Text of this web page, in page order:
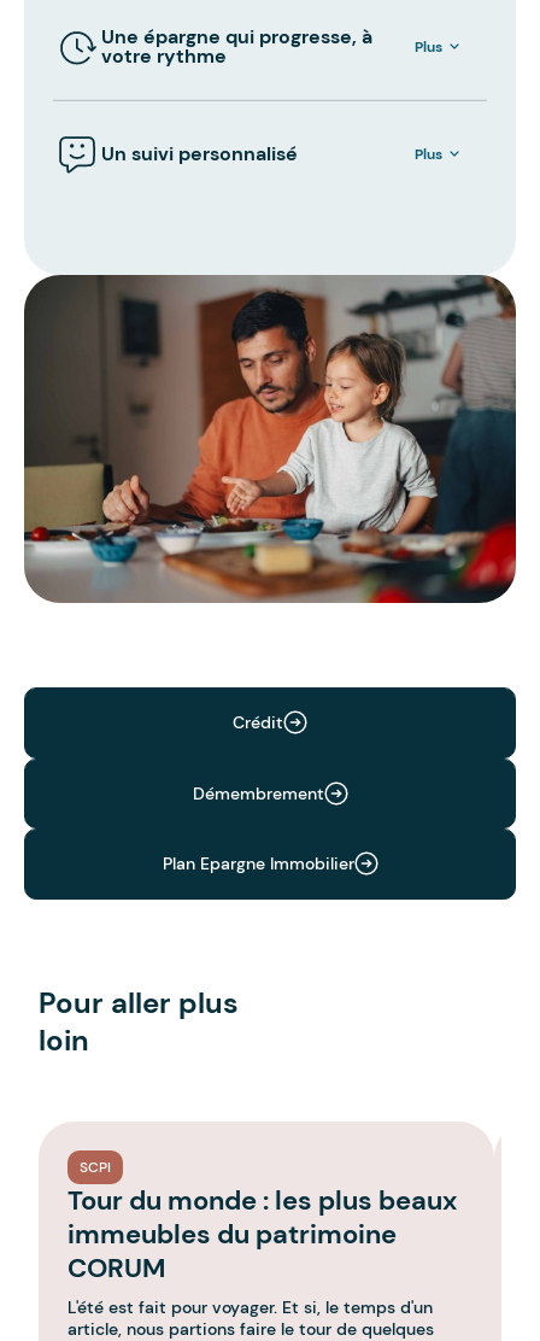
Une épargne qui progresse, à
votre rythme Plus
Un suivi personnalisé Plus
Crédit
Démembrement
Plan Epargne Immobilier
Pour aller plus
loin
SCPI
Tour du monde : les plus beaux
immeubles du patrimoine
CORUM
L'été est fait pour voyager. Et si, le temps d'un
article, nous partions faire le tour de quelques